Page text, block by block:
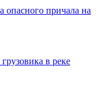
опасного причала на
в реке